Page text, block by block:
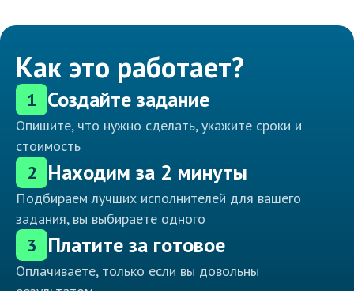
Как это работает?
1 Создайте задание
Опишите, что нужно сделать, укажите сроки и
стоимость
2 Находим за 2 минуты
Подбираем лучших исполнителей для вашего
задания, вы выбираете одного
3 Платите за готовое
Оплачиваете, только если вы довольны